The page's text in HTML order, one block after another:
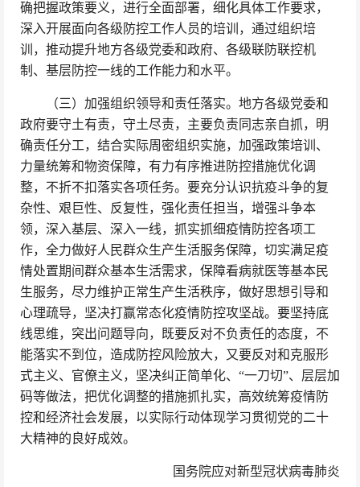
确把握政策要义，进行全面部署，细化具体工作要求，
深入开展面向各级防控工作人员的培训，通过组织培
训，推动提升地方各级党委和政府、各级联防联控机
制、基层防控一线的工作能力和水平。
（三）加强组织领导和责任落实。地方各级党委和
政府要守土有责，守土尽责，主要负责同志亲自抓，明
确责任分工，结合实际周密组织实施，加强政策培训、
力量统筹和物资保障，有力有序推进防控措施优化调
整，不折不扣落实各项任务。要充分认识抗疫斗争的复
杂性、艰巨性、反复性，强化责任担当，增强斗争本
领，深入基层、深入一线，抓实抓细疫情防控各项工
作，全力做好人民群众生产生活服务保障，切实满足疫
情处置期间群众基本生活需求，保障看病就医等基本民
生服务，尽力维护正常生产生活秩序，做好思想引导和
心理疏导，坚决打赢常态化疫情防控攻坚战。要坚持底
线思维，突出问题导向，既要反对不负责任的态度，不
能落实不到位，造成防控风险放大，又要反对和克服形
式主义、官僚主义，坚决纠正简单化、“一刀切”、层层加
码等做法，把优化调整的措施抓扎实，高效统筹疫情防
控和经济社会发展，以实际行动体现学习贯彻党的二十
大精神的良好成效。
国务院应对新型冠状病毒肺炎